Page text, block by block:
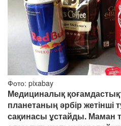
Фото: pixabay
Медициналық
планетаның әрбір
сақинасы ұстайды. Маман